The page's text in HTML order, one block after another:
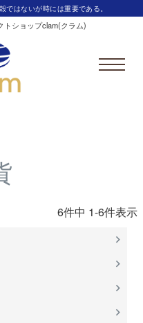
ではないが時には重要である。
トショップclam(クラム)
6件中 1-6件表示